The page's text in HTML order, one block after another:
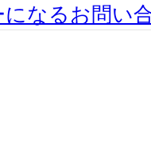
なるお問い